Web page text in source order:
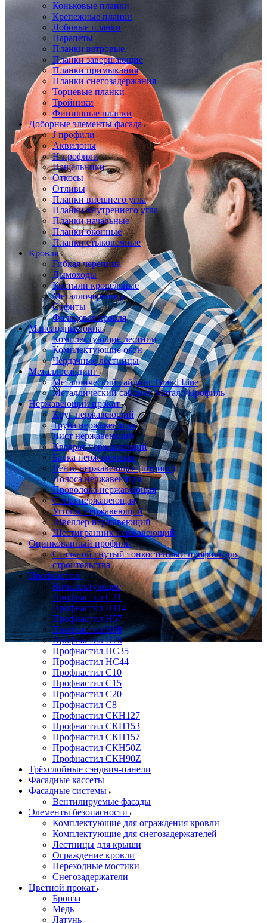
Коньковые планки
Крепежные планки
Лобовые планки
Парапеты
Планки ветровые
Планки завершающие
Планки примыкания
Планки снегозадержания
Торцевые планки
Тройники
Финишные планки
Доборные элементы фасада
J профили
Аквилоны
Н профили
Нащельники
Откосы
Отливы
Планки внешнего угла
Планки внутреннего угла
Планки начальные
Планки оконные
Планки стыковочные
Кровля
Гибкая черепица
Дымоходы
Костыли кровельные
Металлочерепица
Софиты
Фальцевая кровля
Мансардные окна
Комплектующие лестниц
Комплектующие окон
Чердачные лестницы
Металлосайдинг
Металлический сайдинг Grand Line
Металлический сайдинг Металл Профиль
Нержавеющий прокат
Круг нержавеющий
Труба нержавеющая
Лист нержавеющий
Квадрат нержавеющий
Балка нержавеющая
Лента нержавеющая (штрипс)
Полоса нержавеющая
Проволока нержавеющая
Сетка нержавеющая
Уголок нержавеющий
Швеллер нержавеющий
Шестигранник нержавеющий
Оцинкованный профиль
Стальной гнутый тонкостенный профиль для
строительства
Профнастил
Комплектующие
Профнастил C21
Профнастил Н114
Профнастил Н57
Профнастил Н60
Профнастил Н75
Профнастил НС35
Профнастил НС44
Профнастил С10
Профнастил С15
Профнастил С20
Профнастил С8
Профнастил СКН127
Профнастил СКН153
Профнастил СКН157
Профнастил СКН50Z
Профнастил СКН90Z
Трёхслойные сэндвич-панели
Фасадные кассеты
Фасадные системы
Вентилируемые фасады
Элементы безопасности
Комплектующие для ограждения кровли
Комплектующие для снегозадержателей
Лестницы для крыши
Ограждение кровли
Переходные мостики
Снегозадержатели
Цветной прокат
Бронза
Медь
Латунь